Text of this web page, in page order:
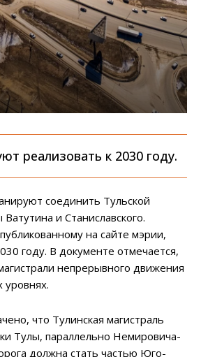
реализовать к 2030 году.
соединить Тульской
и Станиславского.
на сайте мэрии,
году. В документе отмечается,
непрерывного движения
уровнях.
что Тулинская магистраль
Тулы, параллельно Немировича-
должна стать частью Юго-